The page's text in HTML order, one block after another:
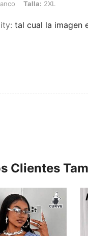
Talla: 2XL
: tal cual la imagen
Clientes